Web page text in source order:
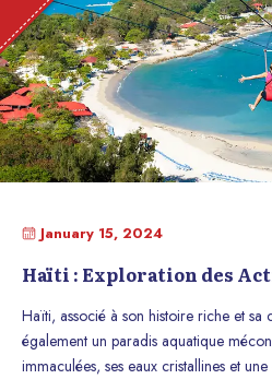
January 15, 2024
Haïti : Exploration des
Haïti, associé à son histoire riche et sa
également un paradis aquatique
immaculées, ses eaux cristallines et